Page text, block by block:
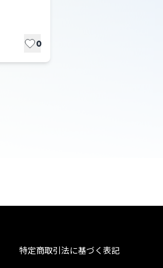
0
特定商取引法に基づく表記